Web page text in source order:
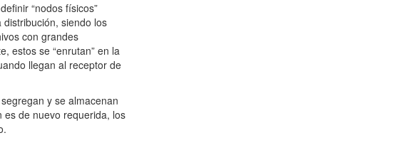
“nodos físicos”
siendo los
con grandes
estos se “enrutan” en la
llegan al receptor de
y se almacenan
de nuevo requerida, los